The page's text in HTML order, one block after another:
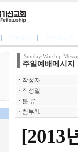
Sunday Worship
주일예배메시지
ㆍ 작성자
ㆍ 작성일
ㆍ 분 류
ㆍ 첨부#1
[2013